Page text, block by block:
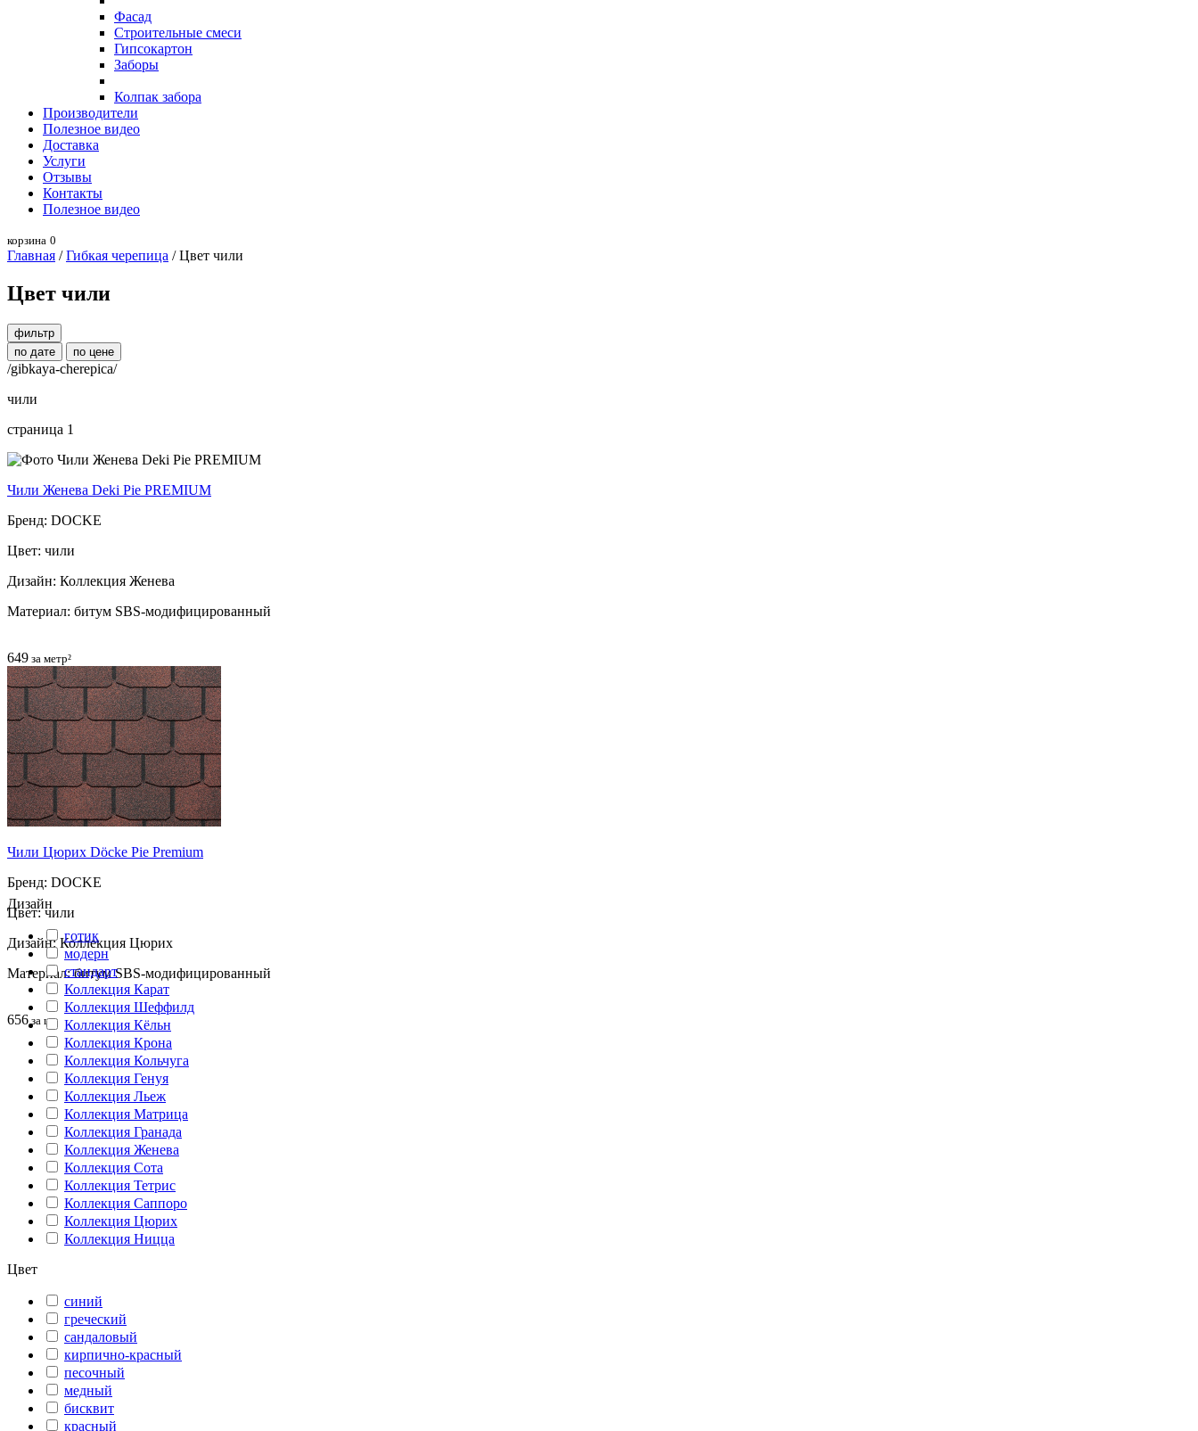
Фасад
Строительные смеси
Гипсокартон
Заборы
Колпак забора
Производители
Полезное видео
Доставка
Услуги
Отзывы
Контакты
Полезное видео
корзина 0
Главная /Гибкая черепица / Цвет чили
Цвет чили
фильтр
по дате
по цене
/gibkaya-cherepica/
чили
страница 1
Чили Женева Deki Pie PREMIUM
Бренд: DOCKE
Цвет: чили
Дизайн: Коллекция Женева
Материал: битум SBS-модифицированный
649 за метр²
Чили Цюрих Döcke Pie Premium
Бренд: DOCKE
Цвет: чили
Дизайн: Коллекция Цюрих
Материал: битум SBS-модифицированный
656 за шт
Дизайн
готик
модерн
cтандарт
Коллекция Карат
Коллекция Шеффилд
Коллекция Кёльн
Коллекция Крона
Коллекция Кольчуга
Коллекция Генуя
Коллекция Льеж
Коллекция Матрица
Коллекция Гранада
Коллекция Женева
Коллекция Сота
Коллекция Тетрис
Коллекция Саппоро
Коллекция Цюрих
Коллекция Ницца
Цвет
синий
греческий
сандаловый
кирпично-красный
песочный
медный
бисквит
красный